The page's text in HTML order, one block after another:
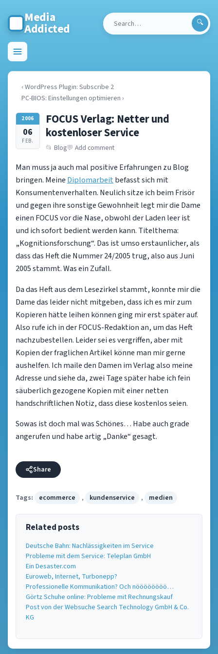
Media
Addicted
Search
Toggle
menu
‹ WordPress Plugin: Subscribe 2
PC-BIOS: Einstellungen optimieren ›
2006
06
FEB.
FOCUS Verlag: Netter und
kostenloser Service
Blog Add comment
Man muss ja auch mal positive Erfahrungen zu Blog
bringen. MeineDiplomarbeitbefasst sich mit
Konsumentenverhalten. Neulich sitze ich beim Frisör
und gegen ihre sonstige Gewohnheit legt mir die Dame
einen FOCUS vor die Nase, obwohl der Laden leer ist
und ich sofort bedient werden kann. Titelthema:
„Kognitionsforschung“. Das ist umso erstaunlicher, als
dass das Heft die Nummer 24/2005 trug, also aus Juni
2005 stammt. Was ein Zufall.
Da das Heft aus dem Lesezirkel stammt, konnte mir die
Dame das leider nicht mitgeben, dass ich es mir zum
Kopieren hätte leihen können ging mir erst später auf.
Also rufe ich in der FOCUS-Redaktion an, um das Heft
nachzubestellen. Leider sei es vergriffen, aber mit
Kopien der fraglichen Artikel könne man mir gerne
aushelfen. Ich maile den Damen im Verlag also meine
Adresse und siehe da, zwei Tage später habe ich fein
säuberlich gezogene Kopien mit einer netten
handschriftlichen Notiz, dass diese kostenlos seien.
Sowas ist doch mal was Schönes… Habe auch grade
angerufen und habe artig „Danke“ gesagt.
Share
Tags: ecommerce , kundenservice , medien
Related posts
Deutsche Bahn: Nachlässigkeiten im Service
Probleme mit dem Service: Teleplan GmbH
Ein Desaster.com
Euroweb, Internet, Turbonepp?
Professionelle Kommunikation? Och nöööööööö…
Görtz Schuhe online: Probleme mit Rechnungskauf
Post von der Websuche Search Technology GmbH & Co.
KG